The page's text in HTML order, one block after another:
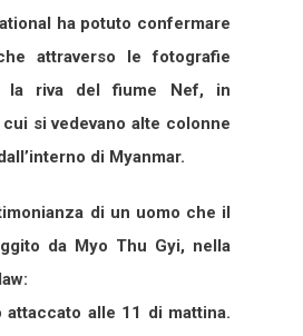
ha potuto confermare
attraverso le fotografie
la riva del fiume Nef, in
cui si vedevano alte colonne
di Myanmar.
di un uomo che il
da Myo Thu Gyi, nella
attaccato alle 11 di mattina.